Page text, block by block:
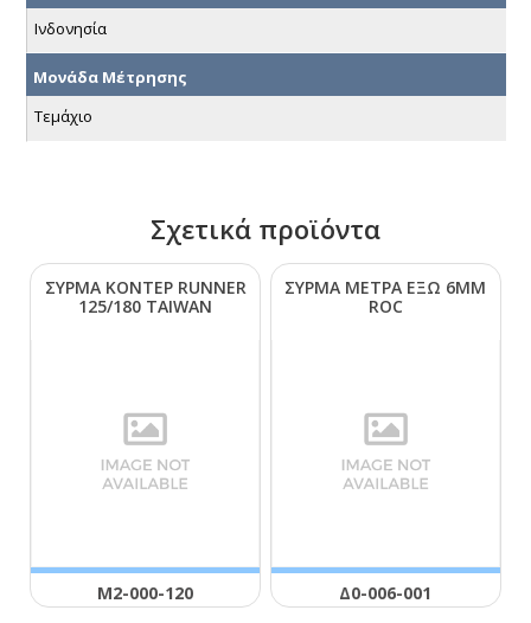
Ινδονησία
Μονάδα Μέτρησης
Τεμάχιο
Σχετικά προϊόντα
ΣΥΡΜΑ ΚΟΝΤΕΡ RUΝΝΕR
125/180 ΤΑΙWΑΝ
Μ2-000-120
ΣΥΡΜΑ ΜΕΤΡΑ ΕΞΩ 6ΜΜ
RΟC
Δ0-006-001